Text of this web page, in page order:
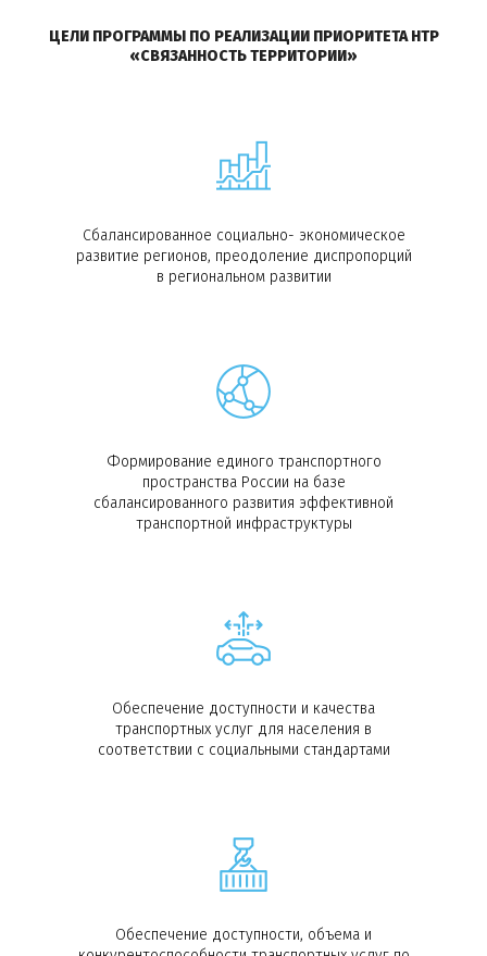
ЦЕЛИ ПРОГРАММЫ ПО РЕАЛИЗАЦИИ ПРИОРИТЕТА НТР
«СВЯЗАННОСТЬ ТЕРРИТОРИИ»
Сбалансированное социально- экономическое
развитие регионов, преодоление диспропорций
в региональном развитии
Формирование единого транспортного
пространства России на базе
сбалансированного развития эффективной
транспортной инфраструктуры
Обеспечение доступности и качества
транспортных услуг для населения в
соответствии с социальными стандартами
Обеспечение доступности, объема и